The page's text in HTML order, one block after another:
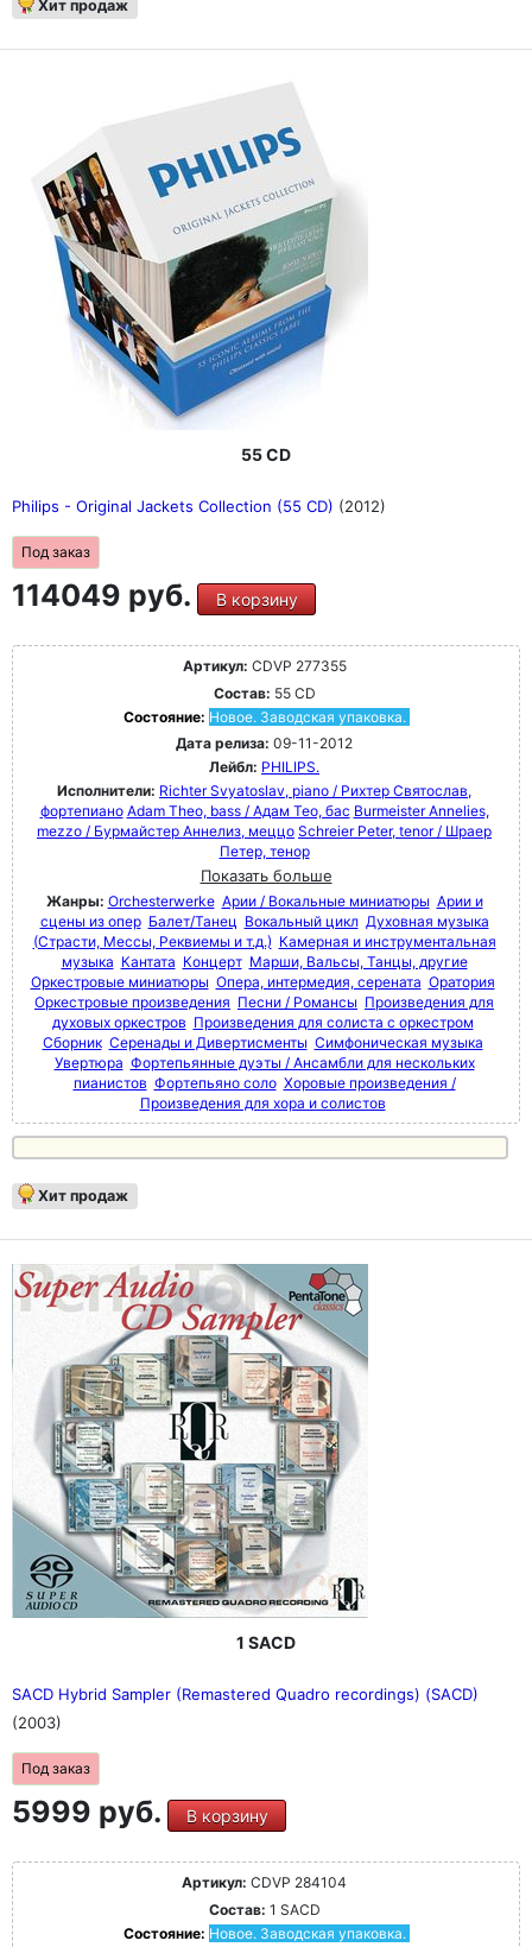
Хит продаж
55 CD
Philips - Original Jackets Collection (55 CD) (2012)
Под заказ
114049 руб. В корзину
Артикул: CDVP 277355
Состав: 55 CD
Состояние: Новое. Заводская упаковка.
Дата релиза: 09-11-2012
Лейбл: PHILIPS.
Исполнители: Richter Svyatoslav, piano / Рихтер Святослав,
фортепиано Adam Theo, bass / Адам Тео, бас Burmeister Annelies,
mezzo / Бурмайстер Аннелиз, меццо Schreier Peter, tenor / Шраер
Петер, тенор
Показать больше
Жанры: Orchesterwerke Арии / Вокальные миниатюры Арии и
сцены из опер Балет/Танец Вокальный цикл Духовная музыка
(Страсти, Мессы, Реквиемы и т.д.) Камерная и инструментальная
музыка Кантата Концерт Марши, Вальсы, Танцы, другие
Оркестровые миниатюры Опера, интермедия, серената Оратория
Оркестровые произведения Песни / Романсы Произведения для
духовых оркестров Произведения для солиста с оркестром
Сборник Серенады и Дивертисменты Симфоническая музыка
Увертюра Фортепьянные дуэты / Ансамбли для нескольких
пианистов Фортепьяно соло Хоровые произведения /
Произведения для хора и солистов
Хит продаж
1 SACD
SACD Hybrid Sampler (Remastered Quadro recordings) (SACD)
(2003)
Под заказ
5999 руб. В корзину
Артикул: CDVP 284104
Состав: 1 SACD
Состояние: Новое. Заводская упаковка.